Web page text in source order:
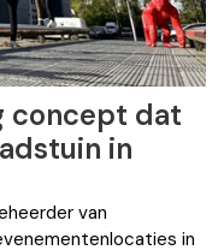
concept dat
in
van
in